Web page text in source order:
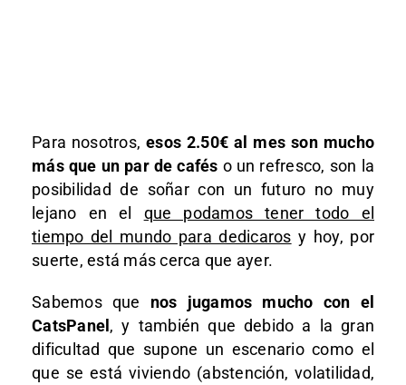
Para nosotros,esos 2.50€ al mes son mucho
más que un par de cafés o un refresco, son la
posibilidad de soñar con un futuro no muy
lejano en el que podamos tener todo el
tiempo del mundo para dedicaros y hoy, por
suerte, está más cerca que ayer.
Sabemos que nos jugamos mucho con el
CatsPanel, y también que debido a la gran
dificultad que supone un escenario como el
que se está viviendo (abstención, volatilidad,